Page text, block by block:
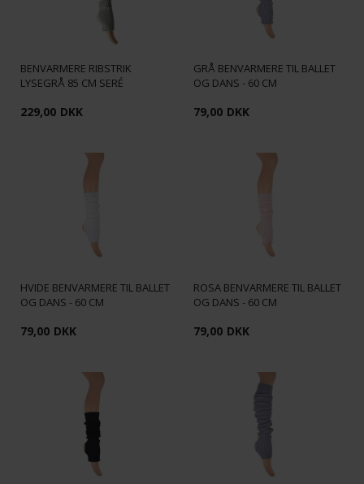
BENVARMERE RIBSTRIK
LYSEGRÅ 85 CM SERÉ
229,00 DKK
GRÅ BENVARMERE TIL BALLET
OG DANS - 60 CM
79,00 DKK
HVIDE BENVARMERE TIL BALLET
OG DANS - 60 CM
79,00 DKK
ROSA BENVARMERE TIL BALLET
OG DANS - 60 CM
79,00 DKK